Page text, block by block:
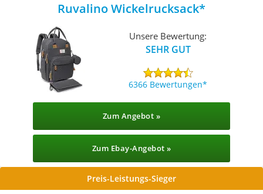
Ruvalino Wickelrucksack
Unsere Bewertung:
SEHR GUT
6366 Bewertungen
Zum Angebot »
Zum Ebay-Angebot »
Preis-Leistungs-Sieger